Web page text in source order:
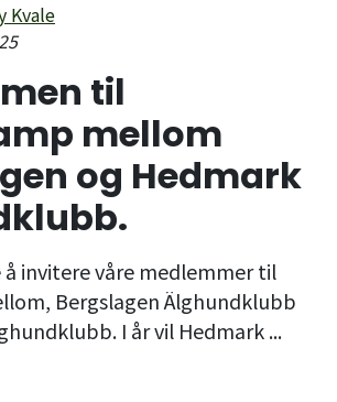
Kvale
til
mellom
og Hedmark
å invitere våre medlemmer til
Bergslagen Älghundklubb
I år vil Hedmark ...